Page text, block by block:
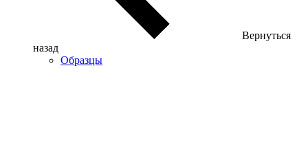
Вернуться
назад
Образцы